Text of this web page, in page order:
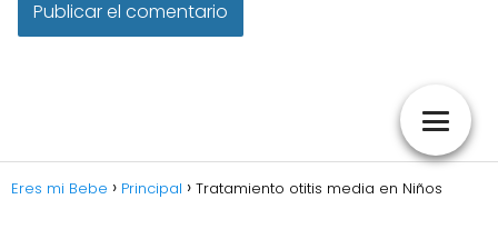
Eres mi Bebe Principal Tratamiento otitis media en Niños